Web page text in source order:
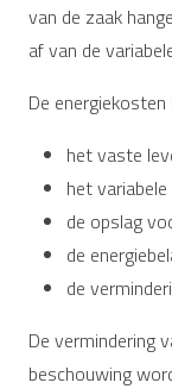
van de zaak
af van de
De
het vaste
het
de opslag
de
de
De vermindering
beschouwing